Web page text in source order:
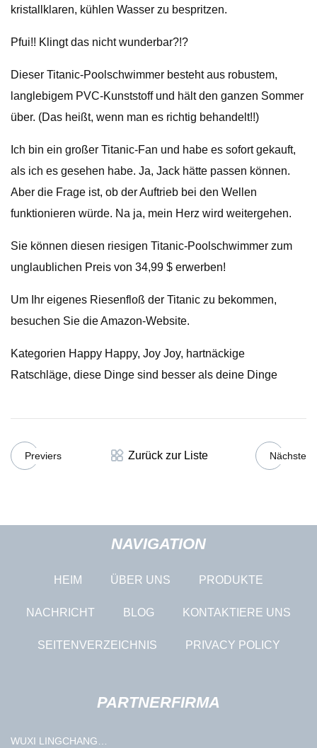
kristallklaren, kühlen Wasser zu bespritzen.
Pfui!! Klingt das nicht wunderbar?!?
Dieser Titanic-Poolschwimmer besteht aus robustem,
langlebigem PVC-Kunststoff und hält den ganzen Sommer
über. (Das heißt, wenn man es richtig behandelt!!)
Ich bin ein großer Titanic-Fan und habe es sofort gekauft,
als ich es gesehen habe. Ja, Jack hätte passen können.
Aber die Frage ist, ob der Auftrieb bei den Wellen
funktionieren würde. Na ja, mein Herz wird weitergehen.
Sie können diesen riesigen Titanic-Poolschwimmer zum
unglaublichen Preis von 34,99 $ erwerben!
Um Ihr eigenes Riesenfloß der Titanic zu bekommen,
besuchen Sie die Amazon-Website.
Kategorien Happy Happy, Joy Joy, hartnäckige
Ratschläge, diese Dinge sind besser als deine Dinge
Previers Zurück zur Liste Nächste
NAVIGATION
HEIM ÜBER UNS PRODUKTE
NACHRICHT BLOG KONTAKTIERE UNS
SEITENVERZEICHNIS PRIVACY POLICY
PARTNERFIRMA
WUXI LINGCHANG